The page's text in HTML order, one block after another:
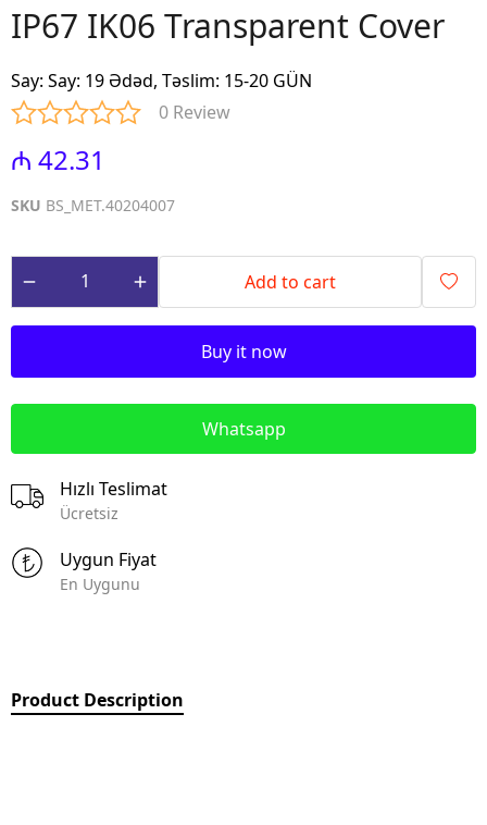
IP67 IK06 Transparent Cover
Say: Say: 19 Ədəd, Təslim: 15-20 GÜN
0 Review
₼ 42.31
SKU BS_MET.40204007
Add to cart
Buy it now
Whatsapp
Hızlı Teslimat
Ücretsiz
Uygun Fiyat
En Uygunu
Product Description